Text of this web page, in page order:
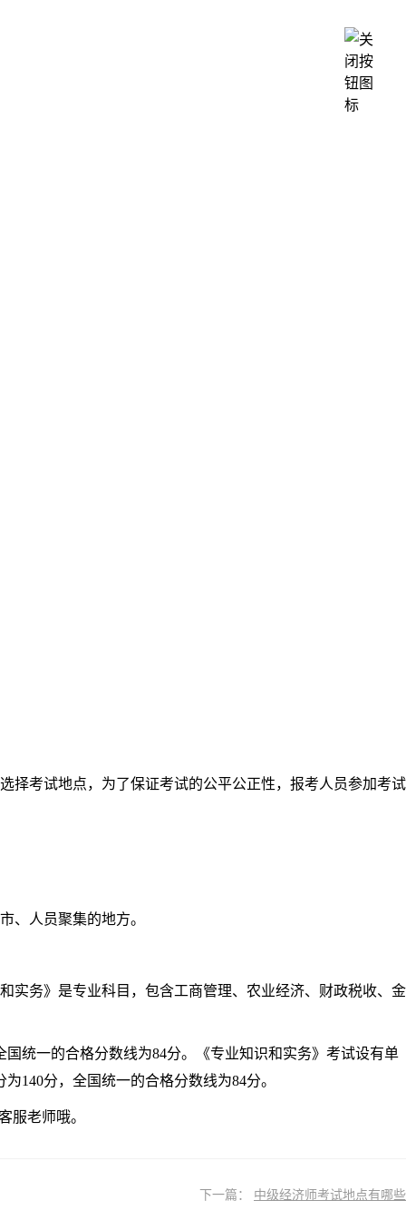
考试地点，为了保证考试的公平公正性，报考人员参加考试
、人员聚集的地方。
务》是专业科目，包含工商管理、农业经济、财政税收、金
统一的合格分数线为84分。《专业知识和实务》考试设有单
140分，全国统一的合格分数线为84分。
老师哦。
下一篇： 中级经济师考试地点有哪些